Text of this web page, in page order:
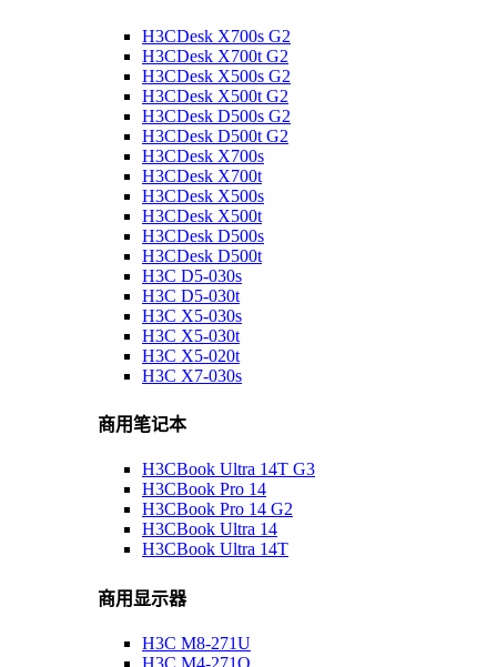
H3CDesk X700s G2
H3CDesk X700t G2
H3CDesk X500s G2
H3CDesk X500t G2
H3CDesk D500s G2
H3CDesk D500t G2
H3CDesk X700s
H3CDesk X700t
H3CDesk X500s
H3CDesk X500t
H3CDesk D500s
H3CDesk D500t
H3C D5-030s
H3C D5-030t
H3C X5-030s
H3C X5-030t
H3C X5-020t
H3C X7-030s
商用笔记本
H3CBook Ultra 14T G3
H3CBook Pro 14
H3CBook Pro 14 G2
H3CBook Ultra 14
H3CBook Ultra 14T
商用显示器
H3C M8-271U
H3C M4-271Q